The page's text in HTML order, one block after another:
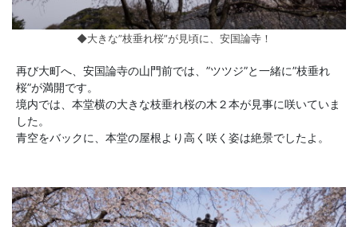
◆大きな”枝垂れ桜”が見頃に、安国論寺！
再び大町へ、安国論寺の山門前では、”ツツジ”と一緒に”枝垂れ
桜”が満開です。
境内では、本堂横の大きな枝垂れ桜の木２本が見事に咲いていま
した。
青空をバックに、本堂の屋根より高く咲く姿は絶景でしたよ。